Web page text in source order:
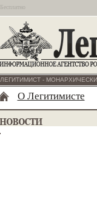
Бесплатно
ЛЕГИТИМИСТ -
О Легитимисте